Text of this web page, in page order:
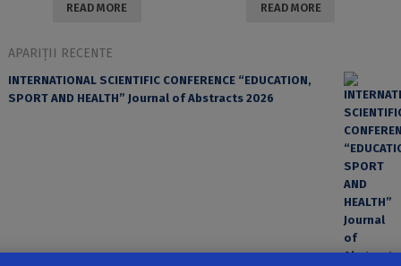
READ MORE READ MORE
APARIȚII RECENTE
INTERNATIONAL SCIENTIFIC CONFERENCE “EDUCATION,
SPORT AND HEALTH” Journal of Abstracts 2026